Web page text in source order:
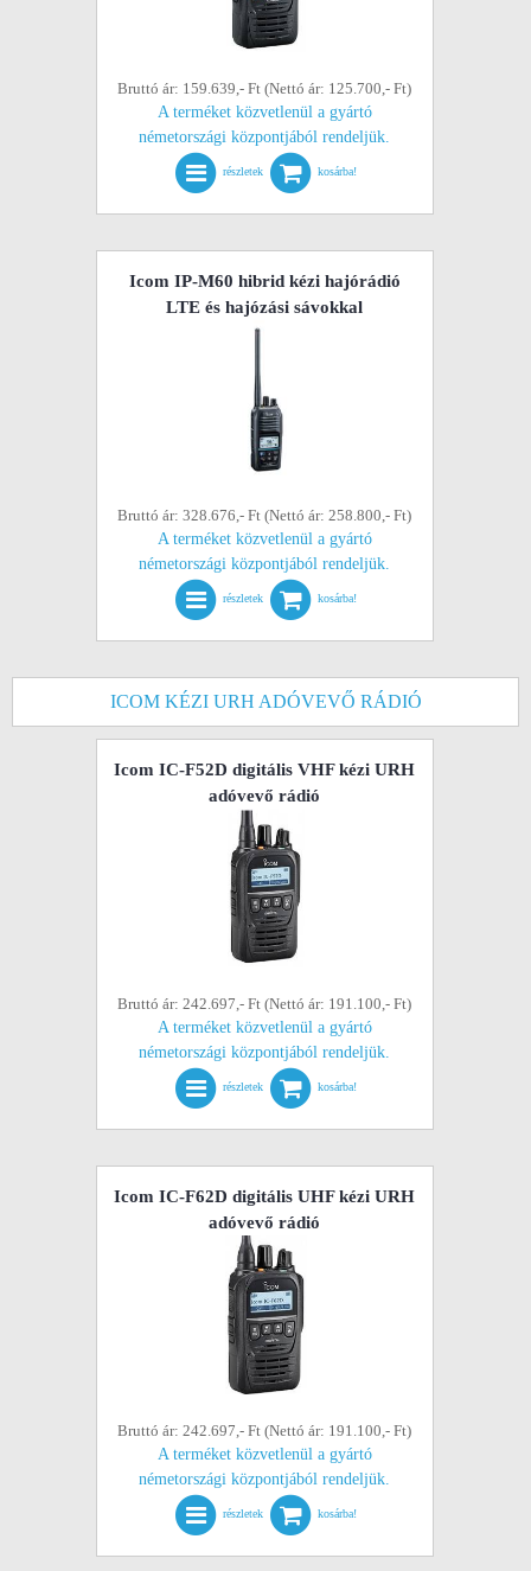
Bruttó ár: 159.639,- Ft (Nettó ár: 125.700,- Ft)
A terméket közvetlenül a gyártó
németországi központjából rendeljük.
részletek kosárba!
Icom IP-M60 hibrid kézi hajórádió
LTE és hajózási sávokkal
Bruttó ár: 328.676,- Ft (Nettó ár: 258.800,- Ft)
A terméket közvetlenül a gyártó
németországi központjából rendeljük.
részletek kosárba!
ICOM KÉZI URH ADÓVEVŐ RÁDIÓ
Icom IC-F52D digitális VHF kézi URH
adóvevő rádió
Bruttó ár: 242.697,- Ft (Nettó ár: 191.100,- Ft)
A terméket közvetlenül a gyártó
németországi központjából rendeljük.
részletek kosárba!
Icom IC-F62D digitális UHF kézi URH
adóvevő rádió
Bruttó ár: 242.697,- Ft (Nettó ár: 191.100,- Ft)
A terméket közvetlenül a gyártó
németországi központjából rendeljük.
részletek kosárba!